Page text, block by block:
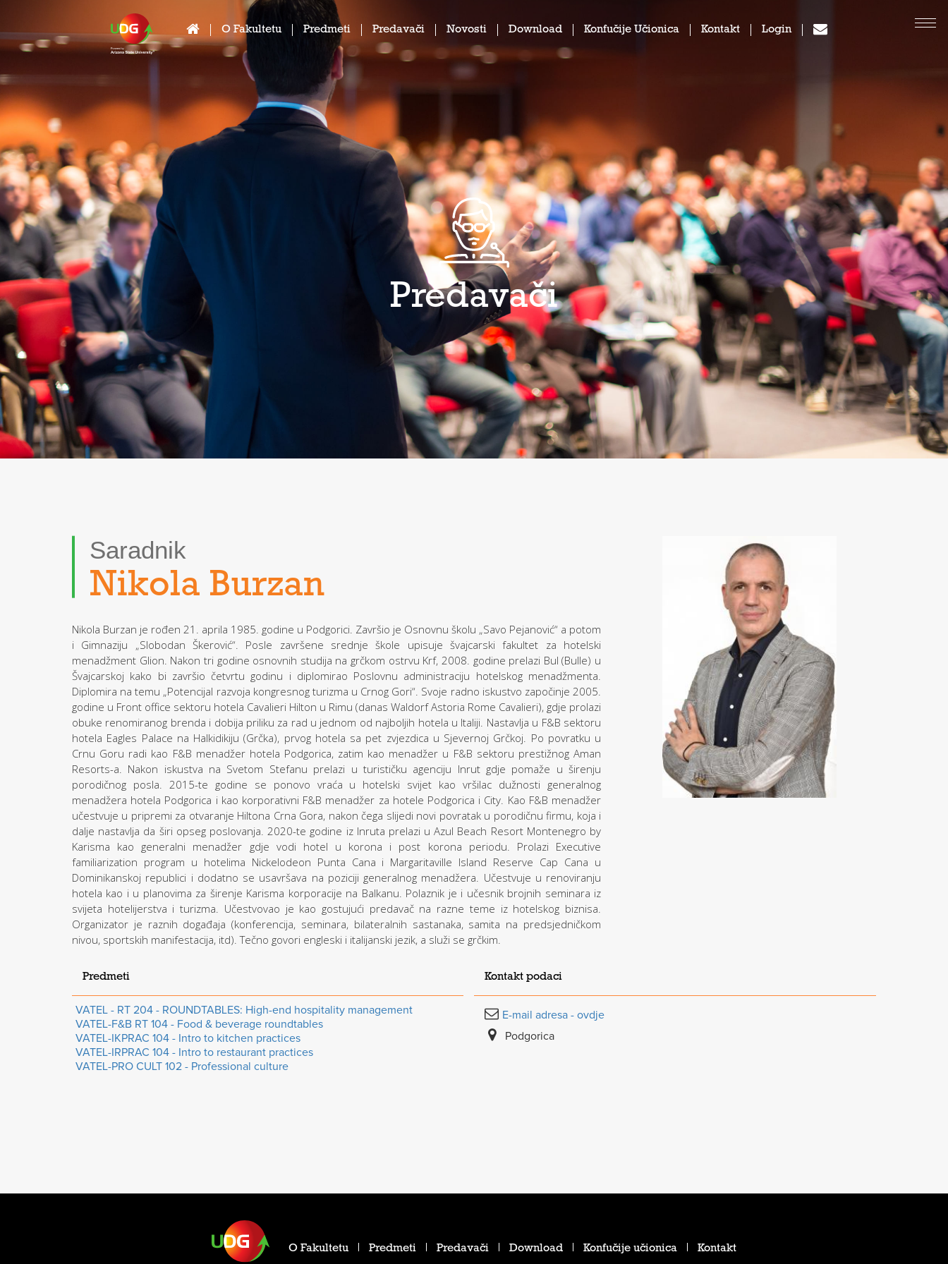
O Fakultetu Predmeti Predavači Novosti Download Konfučije Učionica Kontakt Login
Predavači
Saradnik
Nikola Burzan
Nikola Burzan je rođen 21. aprila 1985. godine u Podgorici. Završio je Osnovnu školu „Savo Pejanović“ a potom
i Gimnaziju „Slobodan Škerović“. Posle završene srednje škole upisuje švajcarski fakultet za hotelski
menadžment Glion. Nakon tri godine osnovnih studija na grčkom ostrvu Krf, 2008. godine prelazi Bul (Bulle) u
Švajcarskoj kako bi završio četvrtu godinu i diplomirao Poslovnu administraciju hotelskog menadžmenta.
Diplomira na temu „Potencijal razvoja kongresnog turizma u Crnog Gori“. Svoje radno iskustvo započinje 2005.
godine u Front office sektoru hotela Cavalieri Hilton u Rimu (danas Waldorf Astoria Rome Cavalieri), gdje prolazi
obuke renomiranog brenda i dobija priliku za rad u jednom od najboljih hotela u Italiji. Nastavlja u F&B sektoru
hotela Eagles Palace na Halkidikiju (Grčka), prvog hotela sa pet zvjezdica u Sjevernoj Grčkoj. Po povratku u
Crnu Goru radi kao F&B menadžer hotela Podgorica, zatim kao menadžer u F&B sektoru prestižnog Aman
Resorts-a. Nakon iskustva na Svetom Stefanu prelazi u turističku agenciju Inrut gdje pomaže u širenju
porodičnog posla. 2015-te godine se ponovo vraća u hotelski svijet kao vršilac dužnosti generalnog
menadžera hotela Podgorica i kao korporativni F&B menadžer za hotele Podgorica i City. Kao F&B menadžer
učestvuje u pripremi za otvaranje Hiltona Crna Gora, nakon čega slijedi novi povratak u porodičnu firmu, koja i
dalje nastavlja da širi opseg poslovanja. 2020-te godine iz Inruta prelazi u Azul Beach Resort Montenegro by
Karisma kao generalni menadžer gdje vodi hotel u korona i post korona periodu. Prolazi Executive
familiarization program u hotelima Nickelodeon Punta Cana i Margaritaville Island Reserve Cap Cana u
Dominikanskoj republici i dodatno se usavršava na poziciji generalnog menadžera. Učestvuje u renoviranju
hotela kao i u planovima za širenje Karisma korporacije na Balkanu. Polaznik je i učesnik brojnih seminara iz
svijeta hotelijerstva i turizma. Učestvovao je kao gostujući predavač na razne teme iz hotelskog biznisa.
Organizator je raznih događaja (konferencija, seminara, bilateralnih sastanaka, samita na predsjedničkom
nivou, sportskih manifestacija, itd). Tečno govori engleski i italijanski jezik, a služi se grčkim.
Predmeti
VATEL - RT 204 - ROUNDTABLES: High-end hospitality management
VATEL-F&B RT 104 - Food & beverage roundtables
VATEL-IKPRAC 104 - Intro to kitchen practices
VATEL-IRPRAC 104 - Intro to restaurant practices
VATEL-PRO CULT 102 - Professional culture
Kontakt podaci
E-mail adresa - ovdje
Podgorica
O Fakultetu Predmeti Predavači Download Konfučije učionica Kontakt